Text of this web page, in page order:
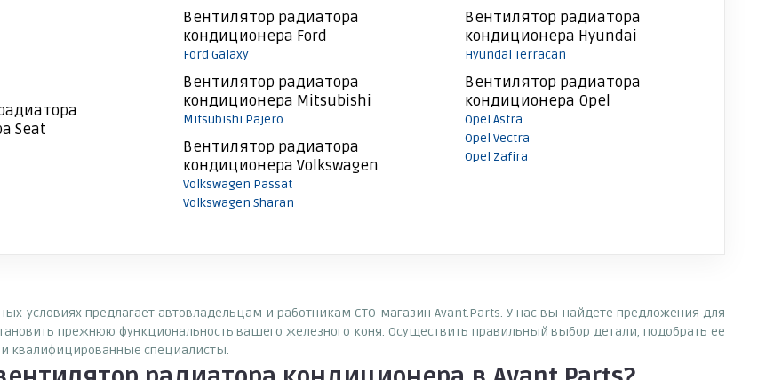
Вентилятор радиатора
кондиционера Ford
Ford Galaxy
Вентилятор радиатора
кондиционера Hyundai
Hyundai Terracan
Вентилятор радиатора
кондиционера Mitsubishi
Mitsubishi Pajero
Вентилятор радиатора
кондиционера Opel
Opel Astra
Opel Vectra
Opel Zafira
Seat
Вентилятор радиатора
кондиционера Volkswagen
Volkswagen Passat
Volkswagen Sharan
условиях предлагает автовладельцам и работникам СТО магазин Avant.Parts. У нас вы найдете предложения для
прежнюю функциональность вашего железного коня. Осуществить правильный выбор детали, подобрать ее
квалифицированные специалисты.